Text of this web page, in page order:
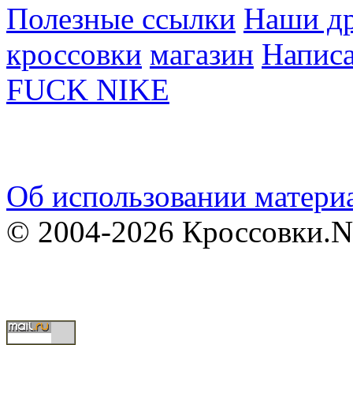
Полезные ссылки Наши
кроссовки магазин
FUCK NIKE
Об использовании
© 2004-2026